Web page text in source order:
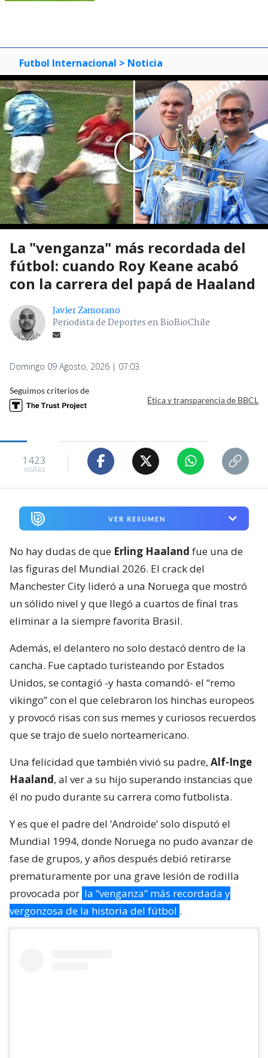
Futbol Internacional > Noticia
La "venganza" más recordada del
fútbol: cuando Roy Keane acabó
con la carrera del papá de Haaland
Javier Zamorano
Periodista de Deportes en BioBioChile
Domingo 09 Agosto, 2026 | 07:03
Seguimos criterios de
Ética y transparencia de BBCL
1423
visitas
VER RESUMEN
No hay dudas de que Erling Haaland fue una de
las figuras del Mundial 2026. El crack del
Manchester City lideró a una Noruega que mostró
un sólido nivel y que llegó a cuartos de final tras
eliminar a la siempre favorita Brasil.
Además, el delantero no solo destacó dentro de la
cancha. Fue captado turisteando por Estados
Unidos, se contagió -y hasta comandó- el “remo
vikingo” con el que celebraron los hinchas europeos
y provocó risas con sus memes y curiosos recuerdos
que se trajo de suelo norteamericano.
Una felicidad que también vivió su padre, Alf-Inge
Haaland, al ver a su hijo superando instancias que
él no pudo durante su carrera como futbolista.
Y es que el padre del ‘Androide’ solo disputó el
Mundial 1994, donde Noruega no pudo avanzar de
fase de grupos, y años después debió retirarse
prematuramente por una grave lesión de rodilla
provocada por la “venganza” más recordada y
vergonzosa de la historia del fútbol .